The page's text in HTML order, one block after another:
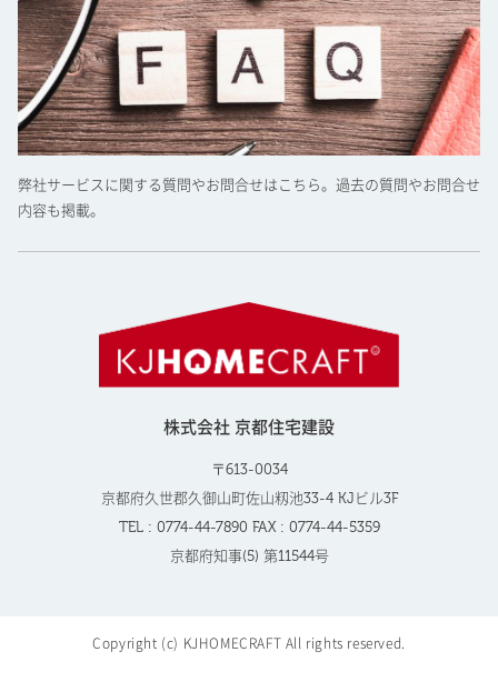
弊社サービスに関する質問やお問合せはこちら。過去の質問やお問合せ
内容も掲載。
株式会社 京都住宅建設
〒613-0034
京都府久世郡久御山町佐山籾池33-4 KJビル3F
TEL : 0774-44-7890 FAX : 0774-44-5359
京都府知事(5) 第11544号
Copyright (c) KJHOMECRAFT All rights reserved.